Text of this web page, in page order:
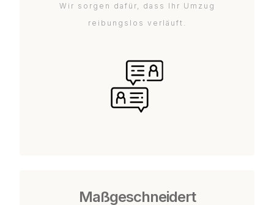
Wir sorgen dafür, dass Ihr Umzug
reibungslos verläuft.
Maßgeschneidert